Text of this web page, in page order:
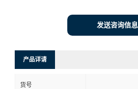
发送咨询信息
产品详请
货号